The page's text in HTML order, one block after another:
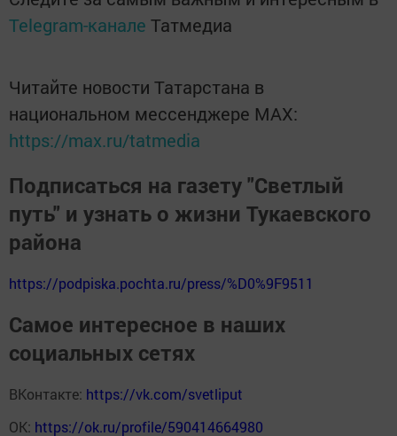
Telegram-канале Татмедиа
Читайте новости Татарстана в
национальном мессенджере MАХ:
https://max.ru/tatmedia
Подписаться на газету "Светлый
путь" и узнать о жизни Тукаевского
района
https://podpiska.pochta.ru/press/%D0%9F9511
Самое интересное в наших
социальных сетях
ВКонтакте: https://vk.com/svetliput
ОК: https://ok.ru/profile/590414664980